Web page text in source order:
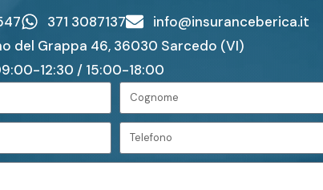
371 3087137
info@insuranceberica.it
del Grappa 46, 36030 Sarcedo (VI)
12:30 / 15:00-18:00